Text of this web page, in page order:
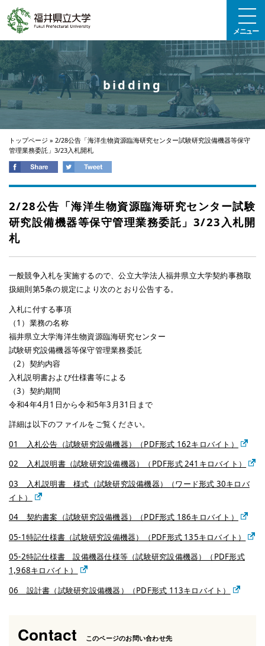
メニュー
bidding
トップページ » 2/28公告「海洋生物資源臨海研究センター試験研究設備機器等保守
管理業務委託」3/23入札開札
2/28公告「海洋生物資源臨海研究センター試験
研究設備機器等保守管理業務委託」3/23入札開
札
一般競争入札を実施するので、公立大学法人福井県立大学契約事務取
扱細則第5条の規定により次のとおり公告する。
入札に付する事項
（1）業務の名称
福井県立大学海洋生物資源臨海研究センター
試験研究設備機器等保守管理業務委託
（2）契約内容
入札説明書および仕様書等による
（3）契約期間
令和4年4月1日から令和5年3月31日まで
詳細は以下のファイルをご覧ください。
01 入札公告（試験研究設備機器）（PDF形式 162キロバイト）
02 入札説明書（試験研究設備機器）（PDF形式 241キロバイト）
03 入札説明書 様式（試験研究設備機器）（ワード形式 30キロバ
イト）
04 契約書案（試験研究設備機器）（PDF形式 186キロバイト）
05-1特記仕様書（試験研究設備機器）（PDF形式 135キロバイト）
05-2特記仕様書 設備機器仕様等（試験研究設備機器）（PDF形式
1,968キロバイト）
06 設計書（試験研究設備機器）（PDF形式 113キロバイト）
Contact このページのお問い合わせ先